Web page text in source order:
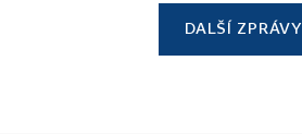
DALŠÍ ZPRÁVY